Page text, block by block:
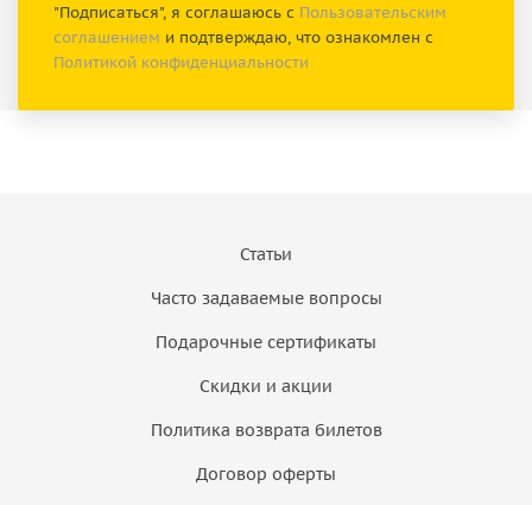
"Подписаться", я соглашаюсь с Пользовательским
соглашением и подтверждаю, что ознакомлен с
Политикой конфиденциальности
Статьи
Часто задаваемые вопросы
Подарочные сертификаты
Скидки и акции
Политика возврата билетов
Договор оферты